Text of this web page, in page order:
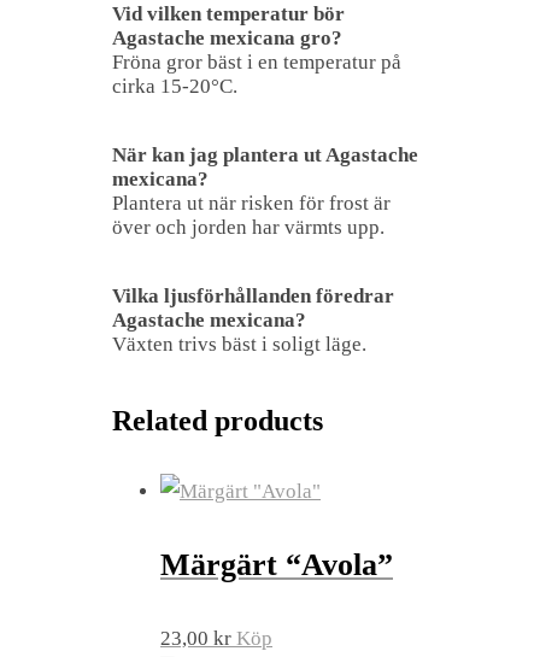
Vid vilken temperatur bör
Agastache mexicana gro?
Fröna gror bäst i en temperatur på
cirka 15-20°C.
När kan jag plantera ut Agastache
mexicana?
Plantera ut när risken för frost är
över och jorden har värmts upp.
Vilka ljusförhållanden föredrar
Agastache mexicana?
Växten trivs bäst i soligt läge.
Related products
Märgärt “Avola”
23,00 kr Köp